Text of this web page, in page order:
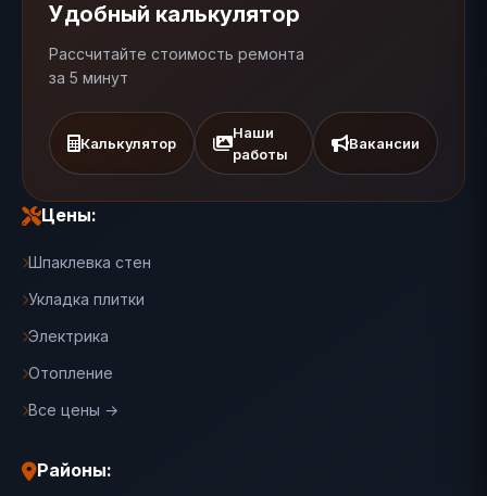
Удобный калькулятор
Рассчитайте стоимость ремонта
за 5 минут
Калькулятор
Наши
работы
Вакансии
Цены:
Шпаклевка стен
Укладка плитки
Электрика
Отопление
Все цены →
Районы: